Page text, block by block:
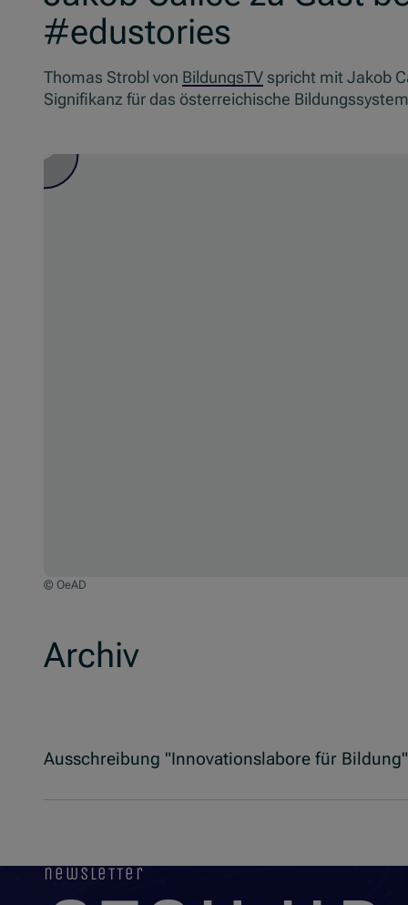
#edustories
Thomas Strobl von BildungsTV spricht mit Jakob
Signifikanz für das österreichische
© OeAD
Archiv
Ausschreibung "Innovationslabore für
newsletter